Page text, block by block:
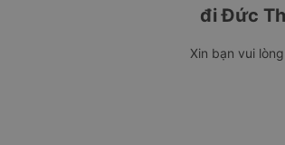
đi Đức
Xin bạn vui